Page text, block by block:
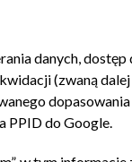
Kontakt
danych,
(zwaną dalej
PPID do Google.